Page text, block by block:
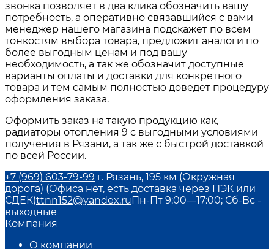
звонка позволяет в два клика обозначить вашу
потребность, а оперативно связавшийся с вами
менеджер нашего магазина подскажет по всем
тонкостям выбора товара, предложит аналоги по
более выгодным ценам и под вашу
необходимость, а так же обозначит доступные
варианты оплаты и доставки для конкретного
товара и тем самым полностью доведет процедуру
оформления заказа.
Оформить заказ на такую продукцию как,
радиаторы отопления 9 с выгодными условиями
получения в Рязани, а так же с быстрой доставкой
по всей России.
+7 (969) 603-79-99 г. Рязань, 195 км (Окружная
дорога) (Офиса нет, есть доставка через ПЭК или
СДЕК)ttnn152@yandex.ruПн-Пт 9:00—17:00; Сб-Вс -
выходные
Компания
О компании